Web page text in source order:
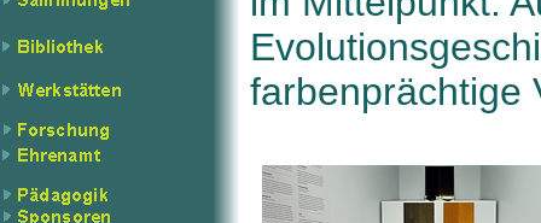
farbenprächtige